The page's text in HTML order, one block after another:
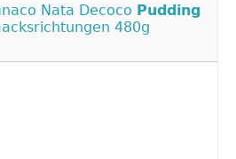
Nata Decoco Pudding
480g